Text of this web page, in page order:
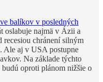
balíkov v posledných
oslabuje najmä v Ázii a
recesiou chránení silným
Ale aj v USA postupne
Na základe týchto
oproti plánom nižšie o